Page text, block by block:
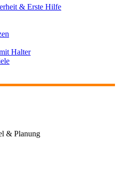
& Erste Hilfe
Halter
& Planung